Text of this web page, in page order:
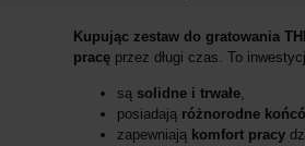
Kupując zestaw do gratowania
pracęprzez długi czas. To
są solidne i trwałe,
posiadają różnorodne
zapewniają komfort pracy